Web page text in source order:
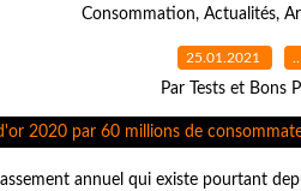
Consommation, Actualités,
25.01.2021 …
Par Tests et Bons
annuel qui existe pourtant